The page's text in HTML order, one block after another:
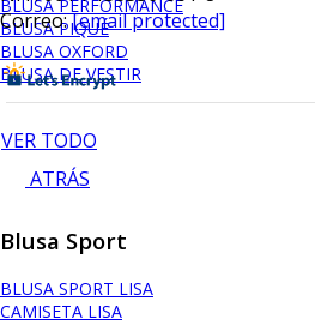
BLUSA PERFORMANCE
BLUSA PIQUÉ
BLUSA OXFORD
BLUSA DE VESTIR
VER TODO
ATRÁS
Blusa Sport
BLUSA SPORT LISA
CAMISETA LISA
Correo:[email protected]